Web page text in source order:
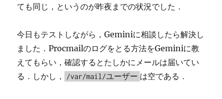
ても同じ，というのが昨夜までの状況でした．
今日もテストしながら，Geminiに相談したら解決し
ました．Procmailのログをとる方法をGeminiに教
えてもらい，確認するとたしかにメールは届いてい
る．しかし，
/var/mail/ユーザー は空である．